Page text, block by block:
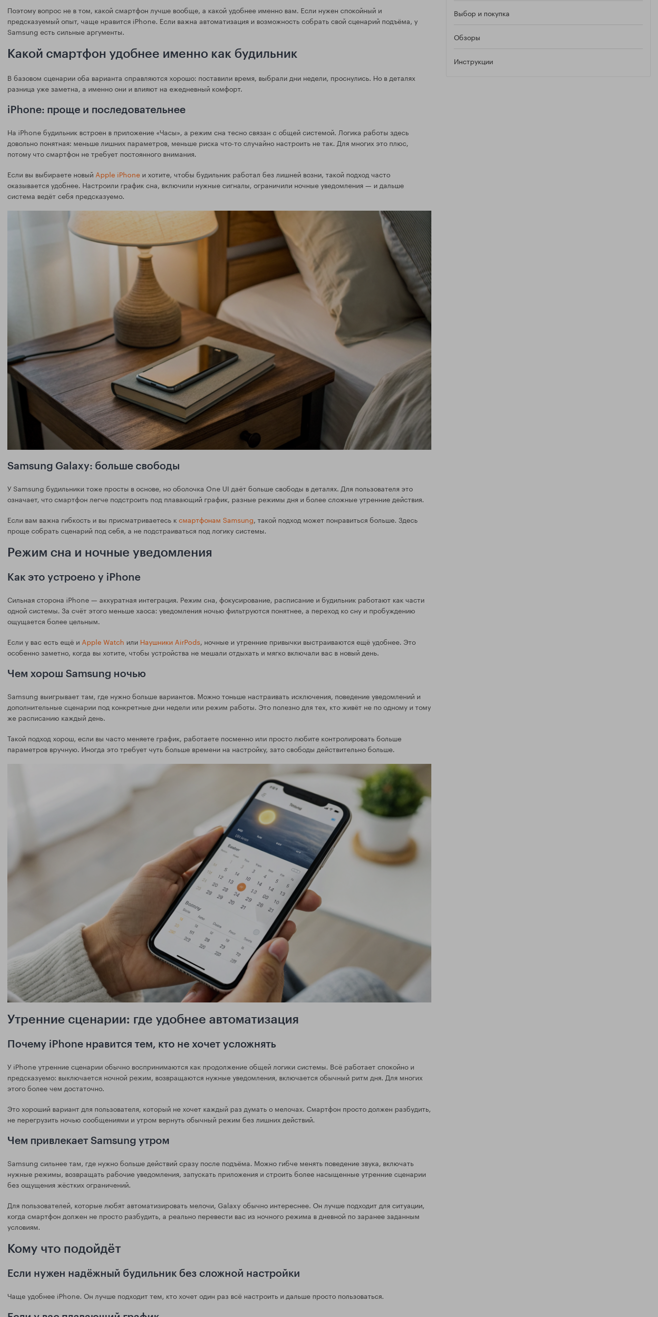
Поэтому вопрос не в том, какой смартфон лучше вообще, а какой удобнее именно вам. Если нужен спокойный и
предсказуемый опыт, чаще нравится iPhone. Если важна автоматизация и возможность собрать свой сценарий подъёма, у
Samsung есть сильные аргументы.
Какой смартфон удобнее именно как будильник
В базовом сценарии оба варианта справляются хорошо: поставили время, выбрали дни недели, проснулись. Но в деталях
разница уже заметна, а именно они и влияют на ежедневный комфорт.
iPhone: проще и последовательнее
На iPhone будильник встроен в приложение «Часы», а режим сна тесно связан с общей системой. Логика работы здесь
довольно понятная: меньше лишних параметров, меньше риска что-то случайно настроить не так. Для многих это плюс,
потому что смартфон не требует постоянного внимания.
Если вы выбираете новыйApple iPhone и хотите, чтобы будильник работал без лишней возни, такой подход часто
оказывается удобнее. Настроили график сна, включили нужные сигналы, ограничили ночные уведомления — и дальше
система ведёт себя предсказуемо.
Samsung Galaxy: больше свободы
У Samsung будильники тоже просты в основе, но оболочка One UI даёт больше свободы в деталях. Для пользователя это
означает, что смартфон легче подстроить под плавающий график, разные режимы дня и более сложные утренние действия.
Если вам важна гибкость и вы присматриваетесь ксмартфонам Samsung, такой подход может понравиться больше. Здесь
проще собрать сценарий под себя, а не подстраиваться под логику системы.
Режим сна и ночные уведомления
Как это устроено у iPhone
Сильная сторона iPhone — аккуратная интеграция. Режим сна, фокусирование, расписание и будильник работают как части
одной системы. За счёт этого меньше хаоса: уведомления ночью фильтруются понятнее, а переход ко сну и пробуждению
ощущается более цельным.
Если у вас есть ещё и Apple Watch или Наушники AirPods, ночные и утренние привычки выстраиваются ещё удобнее. Это
особенно заметно, когда вы хотите, чтобы устройства не мешали отдыхать и мягко включали вас в новый день.
Чем хорош Samsung ночью
Samsung выигрывает там, где нужно больше вариантов. Можно тоньше настраивать исключения, поведение уведомлений и
дополнительные сценарии под конкретные дни недели или режим работы. Это полезно для тех, кто живёт не по одному и тому
же расписанию каждый день.
Такой подход хорош, если вы часто меняете график, работаете посменно или просто любите контролировать больше
параметров вручную. Иногда это требует чуть больше времени на настройку, зато свободы действительно больше.
Утренние сценарии: где удобнее автоматизация
Почему iPhone нравится тем, кто не хочет усложнять
У iPhone утренние сценарии обычно воспринимаются как продолжение общей логики системы. Всё работает спокойно и
предсказуемо: выключается ночной режим, возвращаются нужные уведомления, включается обычный ритм дня. Для многих
этого более чем достаточно.
Это хороший вариант для пользователя, который не хочет каждый раз думать о мелочах. Смартфон просто должен разбудить,
не перегрузить ночью сообщениями и утром вернуть обычный режим без лишних действий.
Чем привлекает Samsung утром
Samsung сильнее там, где нужно больше действий сразу после подъёма. Можно гибче менять поведение звука, включать
нужные режимы, возвращать рабочие уведомления, запускать приложения и строить более насыщенные утренние сценарии
без ощущения жёстких ограничений.
Для пользователей, которые любят автоматизировать мелочи, Galaxy обычно интереснее. Он лучше подходит для ситуации,
когда смартфон должен не просто разбудить, а реально перевести вас из ночного режима в дневной по заранее заданным
условиям.
Кому что подойдёт
Если нужен надёжный будильник без сложной настройки
Чаще удобнее iPhone. Он лучше подходит тем, кто хочет один раз всё настроить и дальше просто пользоваться.
Выбор и покупка
Обзоры
Инструкции